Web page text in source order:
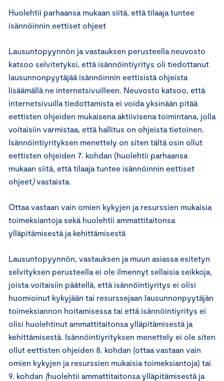
Huolehtii parhaansa mukaan siitä, että tilaaja tuntee
isännöinnin eettiset ohjeet
Lausuntopyynnön ja vastauksen perusteella neuvosto
katsoo selvitetyksi, että isännöintiyritys oli tiedottanut
lausunnonpyytäjää isännöinnin eettisistä ohjeista
lisäämällä ne internetsivuilleen. Neuvosto katsoo, että
internetsivuilla tiedottamista ei voida yksinään pitää
eettisten ohjeiden mukaisena aktiivisena toimintana, jolla
voitaisiin varmistaa, että hallitus on ohjeista tietoinen.
Isännöintiyrityksen menettely on siten tältä osin ollut
eettisten ohjeiden 7. kohdan (huolehtii parhaansa
mukaan siitä, että tilaaja tuntee isännöinnin eettiset
ohjeet)vastaista.
Ottaa vastaan vain omien kykyjen ja resurssien mukaisia
toimeksiantoja sekä huolehtii ammattitaitonsa
ylläpitämisestä ja kehittämisestä
Lausuntopyynnön, vastauksen ja muun asiassa esitetyn
selvityksen perusteella ei ole ilmennyt sellaisia seikkoja,
joista voitaisiin päätellä, että isännöintiyritys ei olisi
huomioinut kykyjään tai resurssejaan lausunnonpyytäjän
toimeksiannon hoitamisessa tai että isännöintiyritys ei
olisi huolehtinut ammattitaitonsa ylläpitämisestä ja
kehittämisestä. Isännöintiyrityksen menettely ei ole siten
ollut eettisten ohjeiden 8. kohdan (ottaa vastaan vain
omien kykyjen ja resurssien mukaisia toimeksiantoja) tai
9. kohdan (huolehtii ammattitaitonsa ylläpitämisestä ja